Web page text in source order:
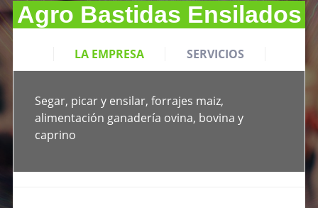
Agro Bastidas Ensilados
LA EMPRESA SERVICIOS
CONTACTO
Segar, picar y ensilar, forrajes maiz,
alimentación ganadería ovina, bovina y
caprino